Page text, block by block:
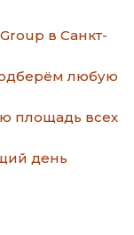
в Санкт-
любую
площадь всех
день